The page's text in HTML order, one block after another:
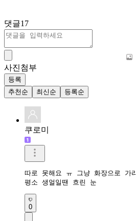
댓글17
사진첨부
등록
추천순
최신순 등록순
쿠로미
따로 못해요 ㅠ 그냥 화장으로 가
평소 생얼일땐 흐린 눈
0